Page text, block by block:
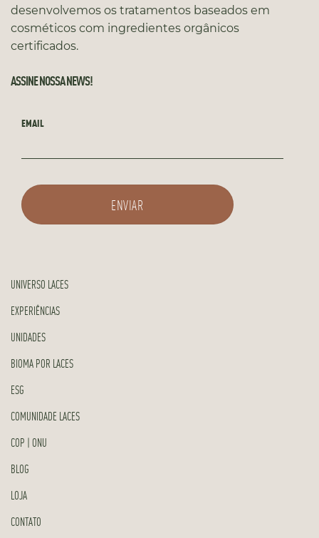
desenvolvemos os tratamentos baseados em
cosméticos com ingredientes orgânicos
certificados.
ASSINE NOSSA NEWS!
EMAIL
UNIVERSO LACES
EXPERIÊNCIAS
UNIDADES
BIOMA POR LACES
ESG
COMUNIDADE LACES
COP | ONU
BLOG
LOJA
CONTATO